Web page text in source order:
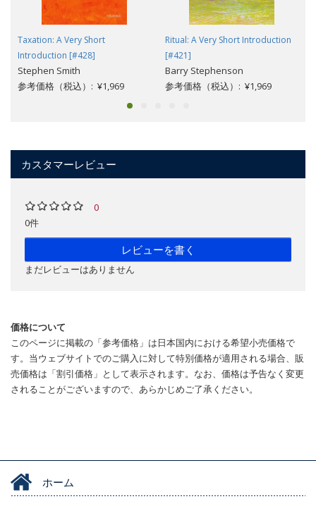
Taxation: A Very Short
Introduction [#428]
Stephen Smith
参考価格（税込）: ¥1,969
Ritual: A Very Short Introduction
[#421]
Barry Stephenson
参考価格（税込）: ¥1,969
カスタマーレビュー
0
0件
レビューを書く
まだレビューはありません
価格について
このページに掲載の「参考価格」は日本国内における希望小売価格で
す。当ウェブサイトでのご購入に対して特別価格が適用される場合、販
売価格は「割引価格」として表示されます。なお、価格は予告なく変更
されることがございますので、あらかじめご了承ください。
ホーム